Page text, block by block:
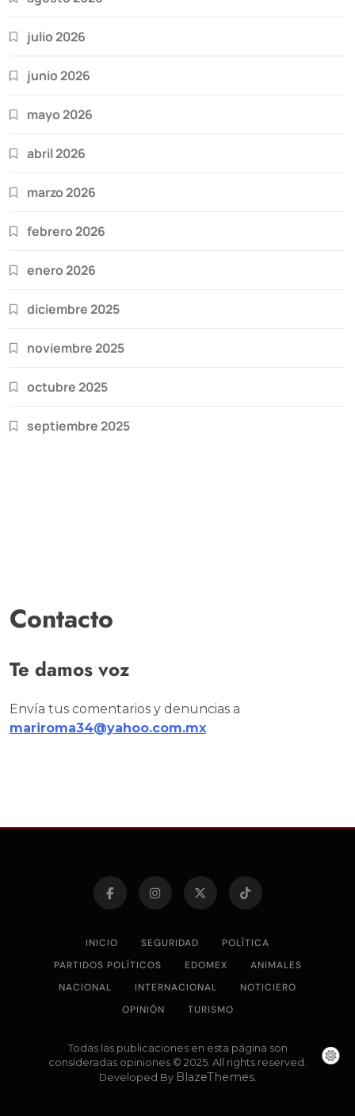
julio 2026
junio 2026
mayo 2026
abril 2026
marzo 2026
febrero 2026
enero 2026
diciembre 2025
noviembre 2025
octubre 2025
septiembre 2025
Contacto
Te damos voz
Envía tus comentarios y denuncias a
mariroma34@yahoo.com.mx
INICIO SEGURIDAD
POLÍTICA
PARTIDOS POLÍTICOS
EDOMEX
ANIMALES
NACIONAL
INTERNACIONAL
NOTICIERO
OPINIÓN
TURISMO
Todas las publicaciones en esta página son
consideradas opiniones © 2025. All rights reserved.
Developed By BlazeThemes.